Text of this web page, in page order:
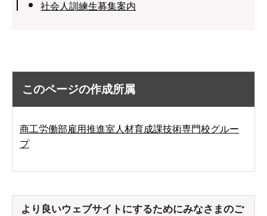
社会人訓練生募集案内
このページの作成所属
商工労働部雇用推進室人材育成課技術専門校グルー
プ
より良いウェブサイトにするためにみなさまのご